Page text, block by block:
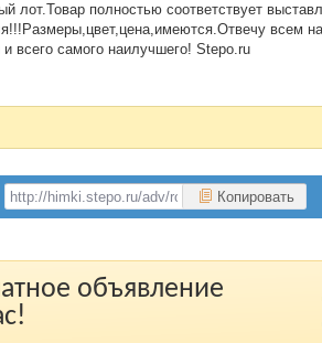
лот.Товар полностью соответствует
всем
всего самого наилучшего! Stepo.ru
Копировать
объявление